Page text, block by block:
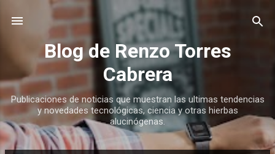
Ir al contenido principal
Blog de Renzo Torres
Cabrera
Publicaciones de noticias que muestran las ultimas tendencias
y novedades tecnológicas, ciencia y otras hierbas
alucinógenas.